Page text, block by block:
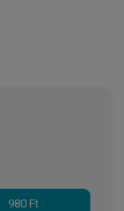
980 Ft